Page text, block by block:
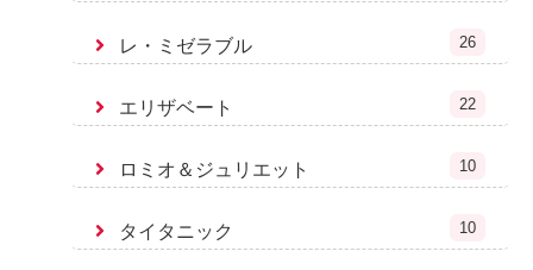
レ・ミゼラブル 26
エリザベート 22
ロミオ＆ジュリエット 10
タイタニック 10